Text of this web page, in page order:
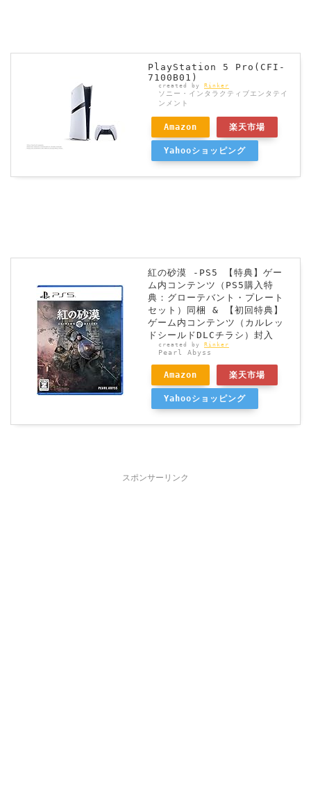
PlayStation 5 Pro(CFI-
7100B01)
created by Rinker
ソニー・インタラクティブエンタテイ
ンメント
Amazon 楽天市場
Yahooショッピング
紅の砂漠 -PS5 【特典】ゲー
ム内コンテンツ（PS5購入特
典：グローテバント・プレート
セット）同梱 & 【初回特典】
ゲーム内コンテンツ（カルレッ
ドシールドDLCチラシ）封入
created by Rinker
Pearl Abyss
Amazon 楽天市場
Yahooショッピング
スポンサーリンク